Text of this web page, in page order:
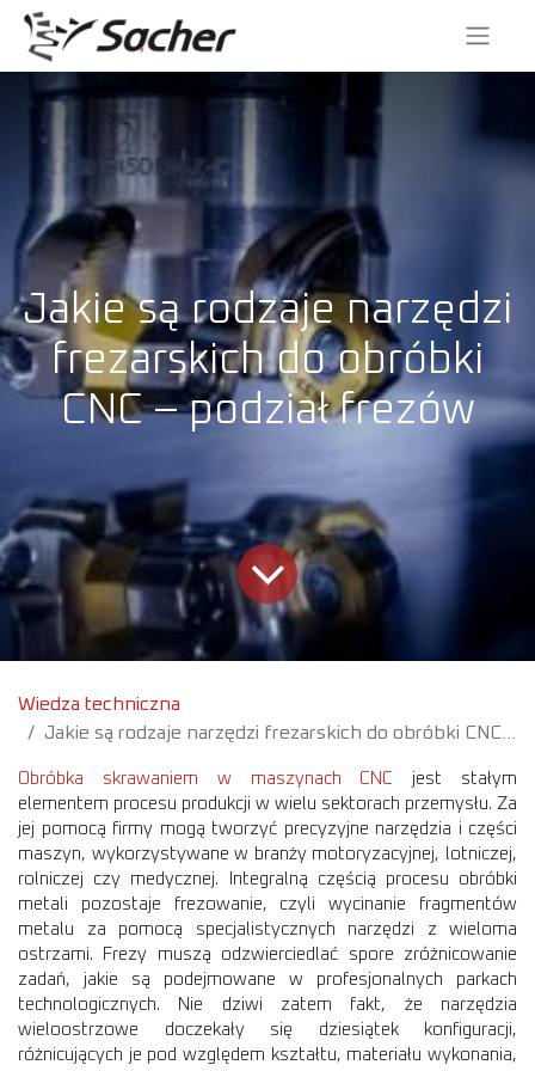
Jakie są rodzaje narzędzi
frezarskich do obróbki
CNC – podział frezów
Wiedza techniczna
Jakie są rodzaje narzędzi frezarskich do obróbki CNC – podział frezów
Obróbka skrawaniem w maszynach CNC
jest stałym
elementem procesu produkcji w wielu sektorach przemysłu. Za
jej pomocą firmy mogą tworzyć precyzyjne narzędzia i części
maszyn, wykorzystywane w branży motoryzacyjnej, lotniczej,
rolniczej czy medycznej. Integralną częścią procesu obróbki
metali pozostaje frezowanie, czyli wycinanie fragmentów
metalu za pomocą specjalistycznych narzędzi z wieloma
ostrzami. Frezy muszą odzwierciedlać spore zróżnicowanie
zadań, jakie są podejmowane w profesjonalnych parkach
technologicznych. Nie dziwi zatem fakt, że narzędzia
wieloostrzowe doczekały się dziesiątek konfiguracji,
różnicujących je pod względem kształtu, materiału wykonania,